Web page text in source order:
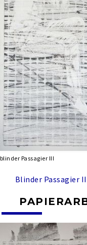
blinder Passagier III
Blinder Passagier